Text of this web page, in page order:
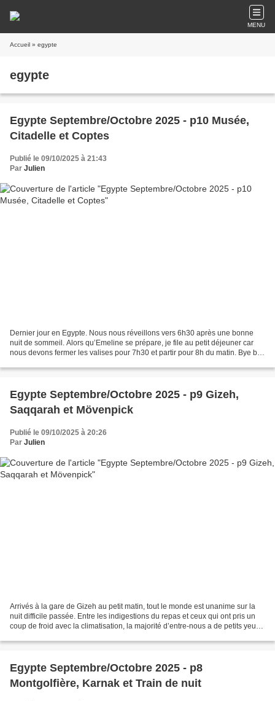
MENU
Accueil » egypte
egypte
Egypte Septembre/Octobre 2025 - p10 Musée,
Citadelle et Coptes
Publié le 09/10/2025 à 21:43
Par Julien
Dernier jour en Egypte. Nous nous réveillons vers 6h30 après une bonne
nuit de sommeil. Alors qu’Emeline se prépare, je file au petit déjeuner car
nous devons fermer les valises pour 7h30 et partir pour 8h du matin. Bye bye
Egypte Septembre/Octobre 2025 - p9 Gizeh,
Saqqarah et Mövenpick
Publié le 09/10/2025 à 20:26
Par Julien
Arrivés à la gare de Gizeh au petit matin, tout le monde est unanime sur la
nuit difficile passée. Entre les indigestions du repas et ceux qui ont pris un
coup de froid avec la climatisation, la majorité d’entre-nous a de petits yeux.
Egypte Septembre/Octobre 2025 - p8
Montgolfière, Karnak et Train de nuit